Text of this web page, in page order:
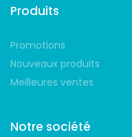
Produits
Promotions
Nouveaux produits
Meilleures ventes
Notre société